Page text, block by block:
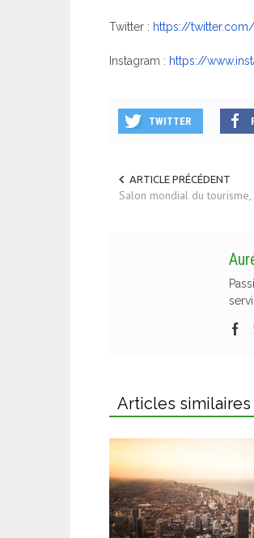
Twitter : https://twitter.com/
Instagram : https://
TWITTER
ARTICLE PRÉCÉDENT
Salon mondial du tourisme,
Articles similaires